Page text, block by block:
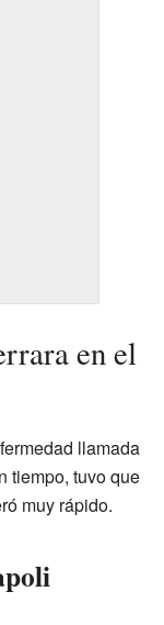
en el
llamada
tiempo, tuvo que
muy rápido.